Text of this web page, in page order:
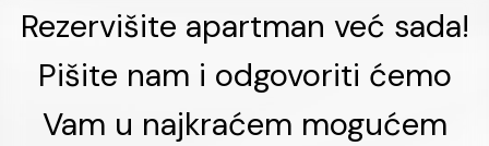
Rezervišite apartman već sada!
Pišite nam i odgovoriti ćemo
Vam u najkraćem mogućem